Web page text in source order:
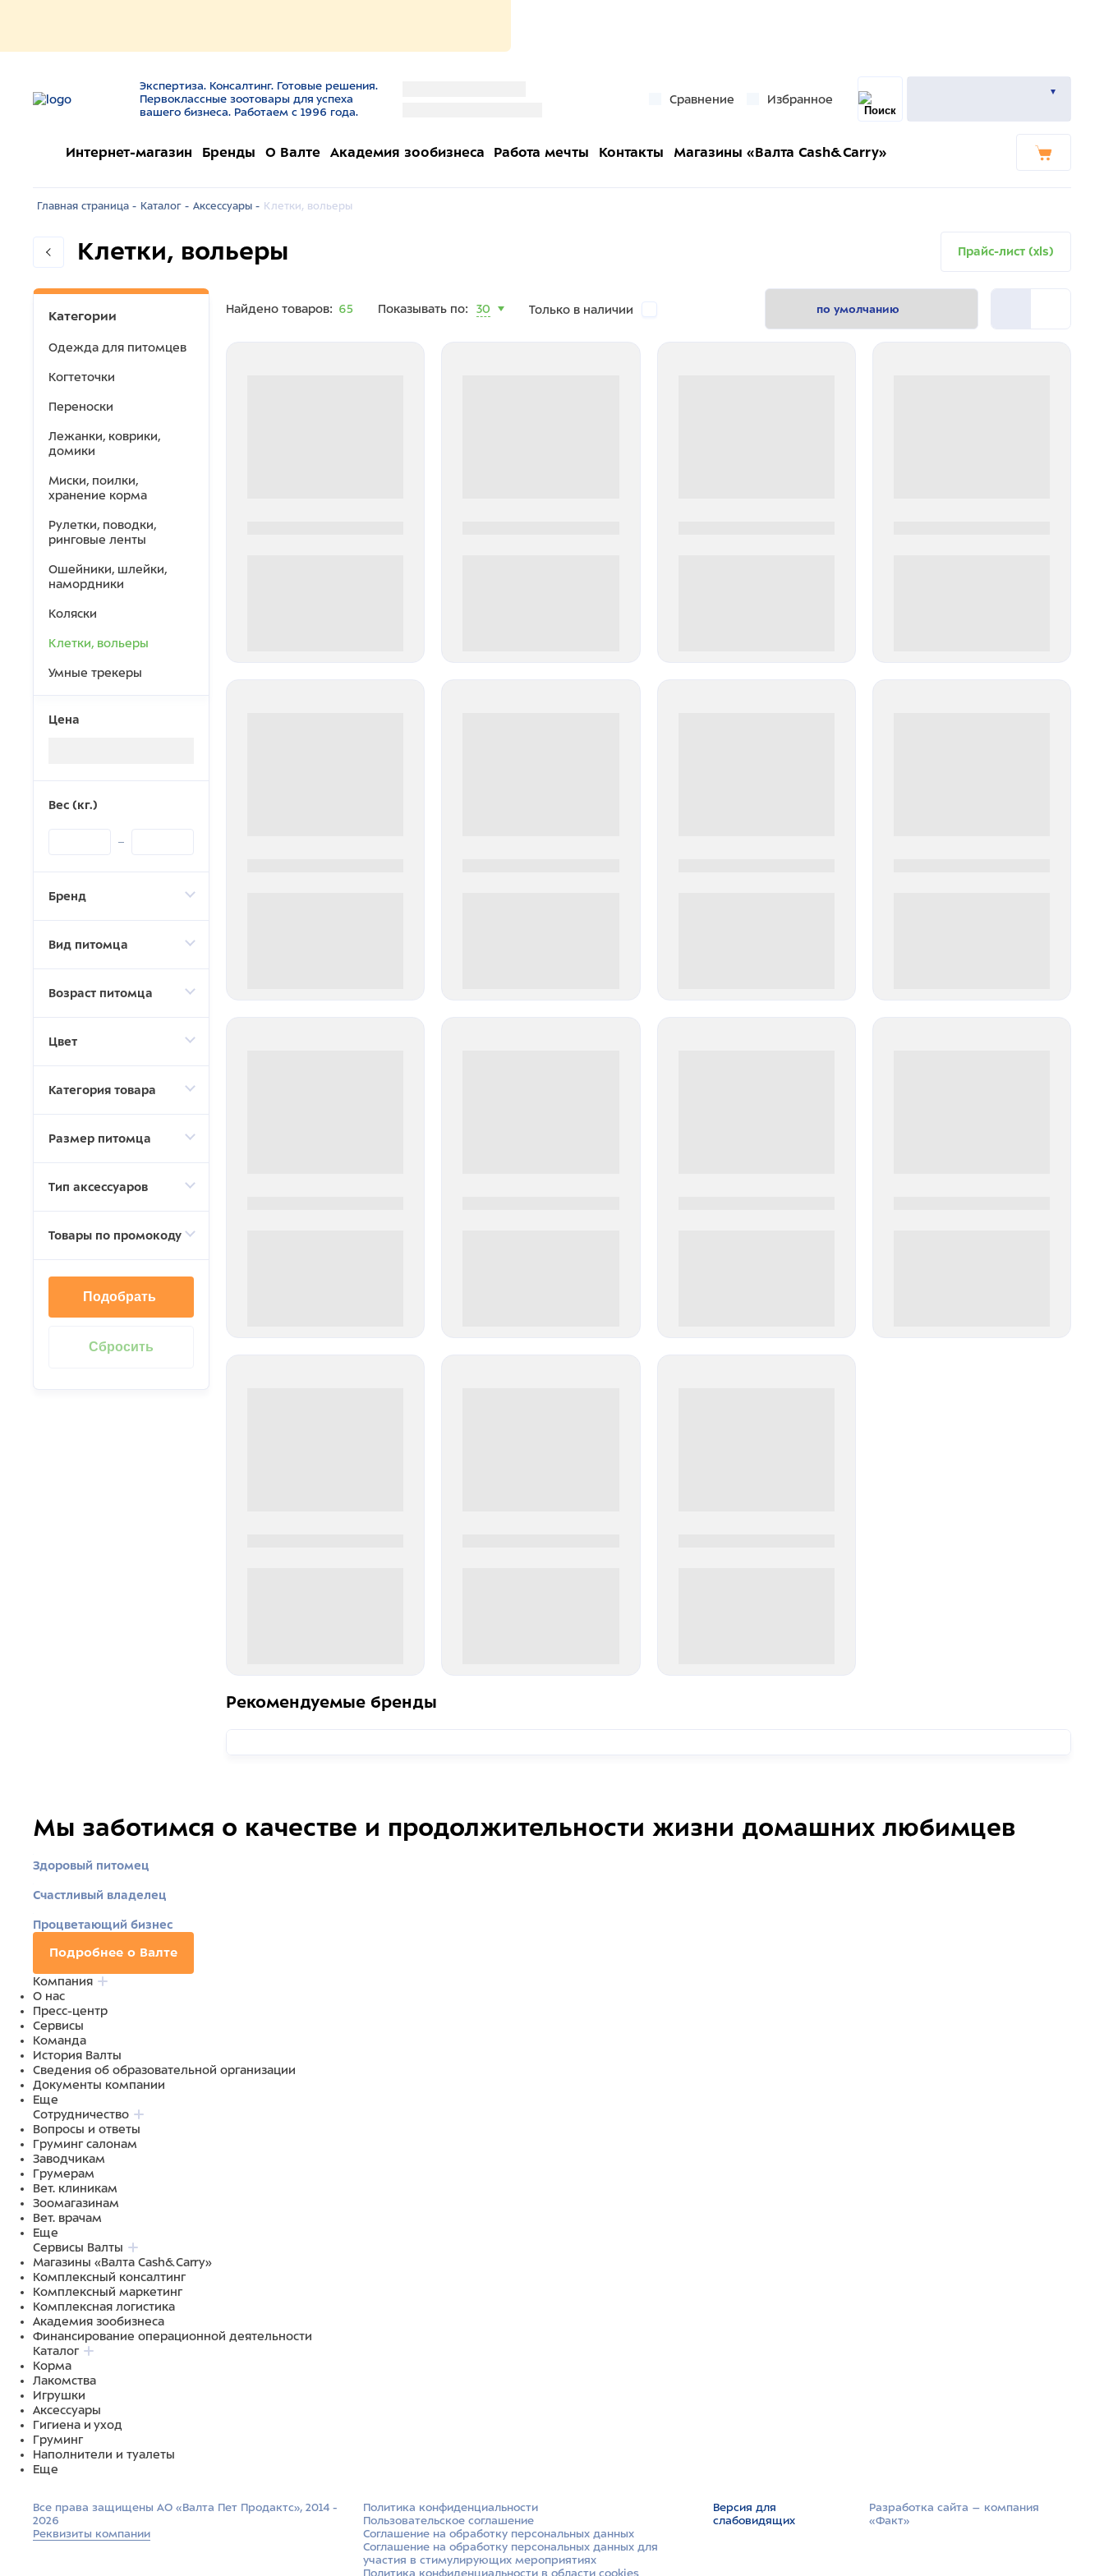
Экспертиза. Консалтинг. Готовые решения.
Первоклассные зоотовары для успеха
вашего бизнеса. Работаем с 1996 года.
Сравнение Избранное
Интернет-магазин Бренды О Валте Академия зообизнеса Работа мечты Контакты Магазины «Валта Cash&Carry»
Главная страница - Каталог - Аксессуары - Клетки, вольеры
Клетки, вольеры Прайс-лист (xls)
Категории
Одежда для питомцев
Когтеточки
Переноски
Лежанки, коврики,
домики
Миски, поилки,
хранение корма
Рулетки, поводки,
ринговые ленты
Ошейники, шлейки,
намордники
Коляски
Клетки, вольеры
Умные трекеры
Цена
Вес (кг.)
Бренд
Вид питомца
Возраст питомца
Цвет
Категория товара
Размер питомца
Тип аксессуаров
Товары по промокоду
Подобрать
Найдено товаров: 65 Показывать по: 30 Только в наличии
Рекомендуемые бренды
Мы заботимся о качестве и продолжительности жизни домашних любимцев
Здоровый питомец
Счастливый владелец
Процветающий бизнес
Подробнее о Валте
Компания
О нас
Пресс-центр
Сервисы
Команда
История Валты
Сведения об образовательной организации
Документы компании
Еще
Сотрудничество
Вопросы и ответы
Груминг салонам
Заводчикам
Грумерам
Вет. клиникам
Зоомагазинам
Вет. врачам
Еще
Сервисы Валты
Магазины «Валта Cash&Carry»
Комплексный консалтинг
Комплексный маркетинг
Комплексная логистика
Академия зообизнеса
Финансирование операционной деятельности
Каталог
Корма
Лакомства
Игрушки
Аксессуары
Гигиена и уход
Груминг
Наполнители и туалеты
Еще
Все права защищены АО «Валта Пет Продактс», 2014 -
2026
Реквизиты компании
Политика конфиденциальности
Пользовательское соглашение
Соглашение на обработку персональных данных
Соглашение на обработку персональных данных для
участия в стимулирующих мероприятиях
Политика конфиденциальности в области cookies
Версия для
слабовидящих
Разработка сайта –­ компания
«Факт»